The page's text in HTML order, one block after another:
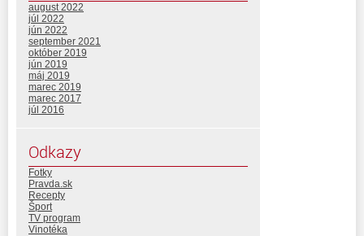
august 2022
júl 2022
jún 2022
september 2021
október 2019
jún 2019
máj 2019
marec 2019
marec 2017
júl 2016
Odkazy
Fotky
Pravda.sk
Recepty
Šport
TV program
Vinotéka